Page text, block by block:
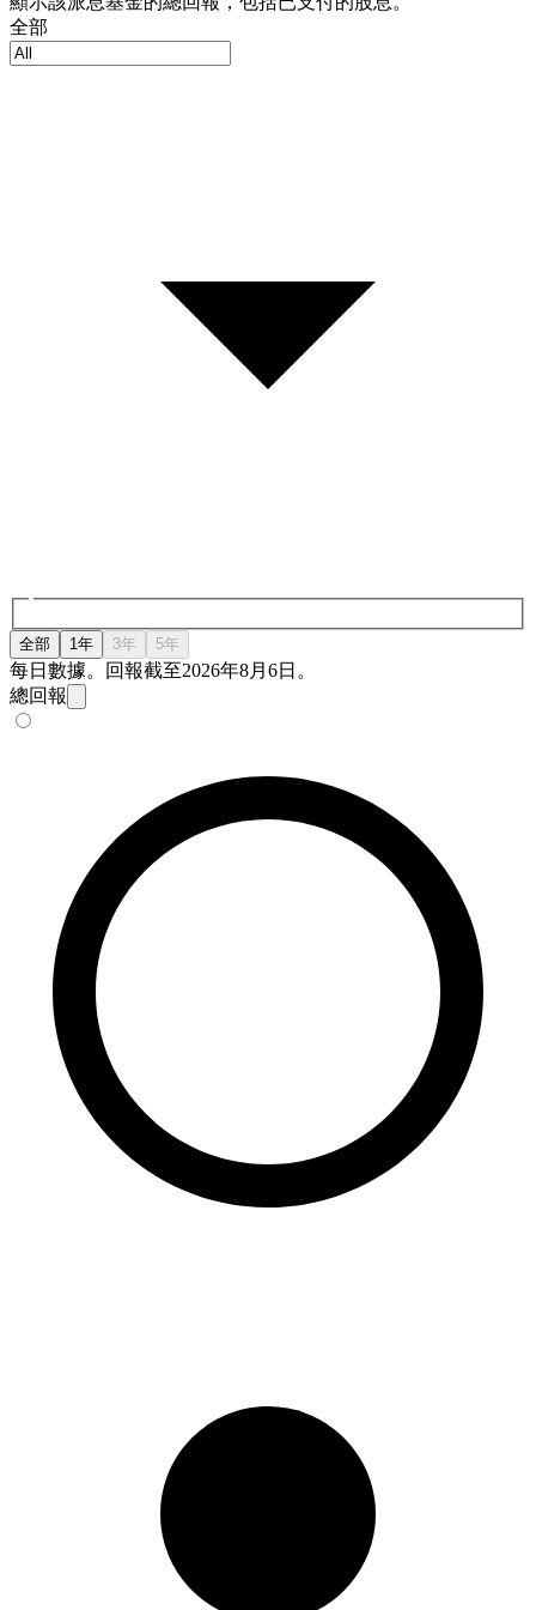
全部
全部 1年 3年 5年
每日數據。回報截至2026年8月6日。
總回報